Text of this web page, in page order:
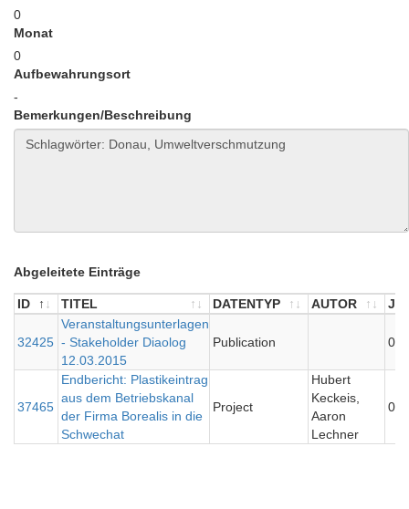
0
Monat
0
Aufbewahrungsort
-
Bemerkungen/Beschreibung
Abgeleitete Einträge
ID TITEL DATENTYP AUTOR
TITEL
32425
Veranstaltungsunterlagen
- Stakeholder Diaolog
12.03.2015
Publication 0
37465
Endbericht: Plastikeintrag
aus dem Betriebskanal
der Firma Borealis in die
Schwechat
Project
Hubert
Keckeis,
Aaron
Lechner
0